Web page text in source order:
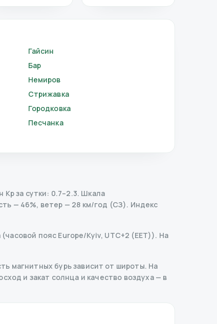
Гайсин
Бар
Немиров
Стрижавка
Городковка
Песчанка
за сутки: 0.7–2.3. Шкала
— 46%, ветер — 28 км/год (СЗ). Индекс
пояс Europe/Kyiv, UTC+2 (EET)). На
магнитных бурь зависит от широты. На
и закат солнца и качество воздуха — в